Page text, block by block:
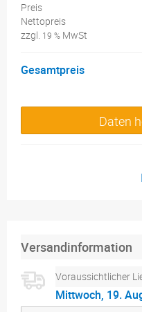
Preis
Nettopreis
zzgl. 19 % MwSt
Gesamtpreis
Daten
Versandinformation
Voraussichtlicher
Mittwoch, 19.